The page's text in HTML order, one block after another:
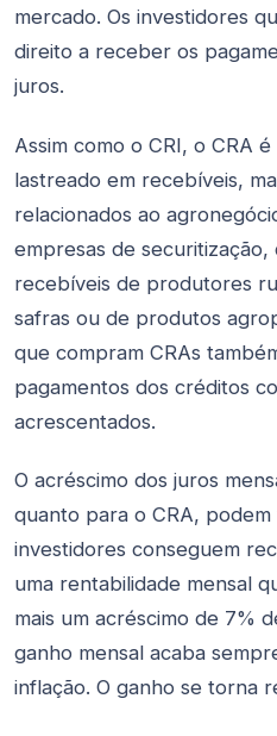
mercado. Os investidores
direito a receber os
juros.
Assim como o CRI, o CRA
lastreado em recebíveis,
relacionados ao
empresas de securitização,
recebíveis de produtores
safras ou de produtos
que compram CRAs
pagamentos dos créditos
acrescentados.
O acréscimo dos juros
quanto para o CRA, podem
investidores conseguem
uma rentabilidade mensal
mais um acréscimo de 7%
ganho mensal acaba
inflação. O ganho se torna